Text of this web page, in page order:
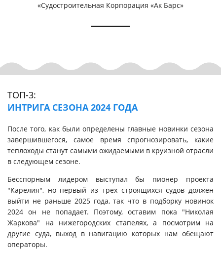
«Судостроительная Корпорация «Ак Барс»
ТОП-3:
ИНТРИГА СЕЗОНА 2024 ГОДА
После того, как были определены главные новинки сезона
завершившегося, самое время спрогнозировать, какие
теплоходы станут самыми ожидаемыми в круизной отрасли
в следующем сезоне.
Бесспорным лидером выступал бы пионер проекта
"Карелия", но первый из трех строящихся судов должен
выйти не раньше 2025 года, так что в подборку новинок
2024 он не попадает. Поэтому, оставим пока "Николая
Жаркова" на нижегородских стапелях, а посмотрим на
другие суда, выход в навигацию которых нам обещают
операторы.